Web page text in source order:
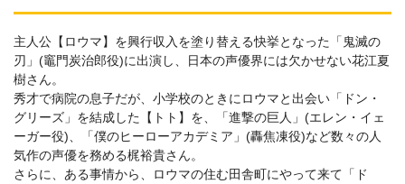
主人公【ロウマ】を興行収入を塗り替える快挙となった「鬼滅の
刃」(竈門炭治郎役)に出演し、日本の声優界には欠かせない花江夏
樹さん。
秀才で病院の息子だが、小学校のときにロウマと出会い「ドン・
グリーズ」を結成した【トト】を、「進撃の巨人」(エレン・イェ
ーガー役)、「僕のヒーローアカデミア」(轟焦凍役)など数々の人
気作の声優を務める梶裕貴さん。
さらに、ある事情から、ロウマの住む田舎町にやって来て「ド